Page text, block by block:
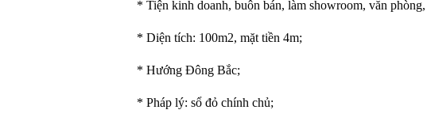
* Tiện kinh doanh, buôn bán, làm showroom, văn
* Diện tích: 100m2, mặt tiền 4m;
* Hướng Đông Bắc;
* Pháp lý: sổ đỏ chính chủ;